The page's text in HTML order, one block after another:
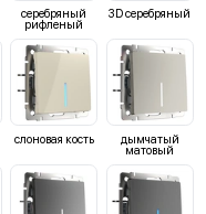
серебряный
рифленый
3D серебряный
слоновая кость дымчатый
матовый